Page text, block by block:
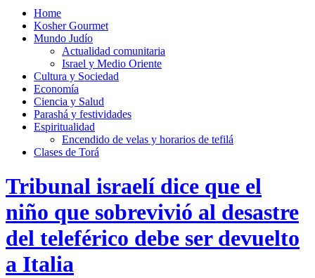
Home
Kosher Gourmet
Mundo Judío
Actualidad comunitaria
Israel y Medio Oriente
Cultura y Sociedad
Economía
Ciencia y Salud
Parashá y festividades
Espiritualidad
Encendido de velas y horarios de tefilá
Clases de Torá
Tribunal israelí dice que el
niño que sobrevivió al desastre
del teleférico debe ser devuelto
a Italia